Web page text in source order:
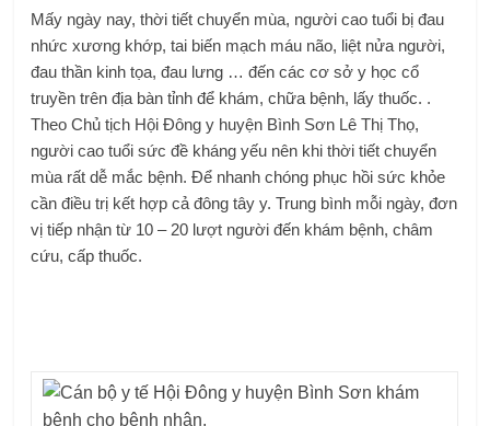
Mấy ngày nay, thời tiết chuyển mùa, người cao tuổi bị đau
nhức xương khớp, tai biến mạch máu não, liệt nửa người,
đau thần kinh tọa, đau lưng … đến các cơ sở y học cổ
truyền trên địa bàn tỉnh để khám, chữa bệnh, lấy thuốc. .
Theo Chủ tịch Hội Đông y huyện Bình Sơn Lê Thị Thọ,
người cao tuổi sức đề kháng yếu nên khi thời tiết chuyển
mùa rất dễ mắc bệnh. Để nhanh chóng phục hồi sức khỏe
cần điều trị kết hợp cả đông tây y. Trung bình mỗi ngày, đơn
vị tiếp nhận từ 10 – 20 lượt người đến khám bệnh, châm
cứu, cấp thuốc.